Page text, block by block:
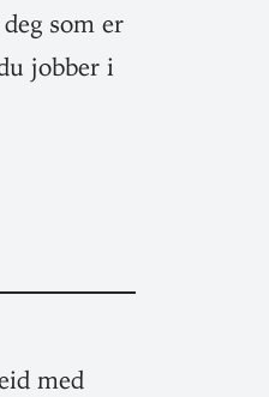
som er
jobber i
med